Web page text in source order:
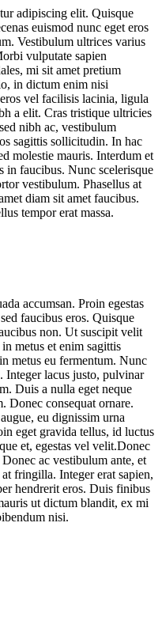
adipiscing elit. Quisque
euismod nunc eget eros
Vestibulum ultrices varius
vulputate sapien
mi sit amet pretium
in dictum enim nisi
vel facilisis lacinia, ligula
a elit. Cras tristique ultricies
nibh ac, vestibulum
sagittis sollicitudin. In hac
molestie mauris. Interdum et
in faucibus. Nunc scelerisque
vestibulum. Phasellus at
diam sit amet faucibus.
tempor erat massa.
accumsan. Proin egestas
faucibus eros. Quisque
non. Ut suscipit velit
metus et enim sagittis
metus eu fermentum. Nunc
Integer lacus justo, pulvinar
Duis a nulla eget neque
Donec consequat ornare.
eu dignissim urna
eget gravida tellus, id luctus
et, egestas vel velit.Donec
ac vestibulum ante, et
fringilla. Integer erat sapien,
hendrerit eros. Duis finibus
ut dictum blandit, ex mi
nisi.